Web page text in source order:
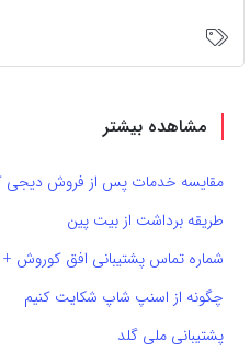
مشاهده بیشتر
مقایسه خدمات پس از فروش دیجی
طریقه برداشت از بیت پین
شماره تماس پشتیبانی افق کوروش +
چگونه از اسنپ شاپ شکایت کنیم
پشتیبانی ملی گلد